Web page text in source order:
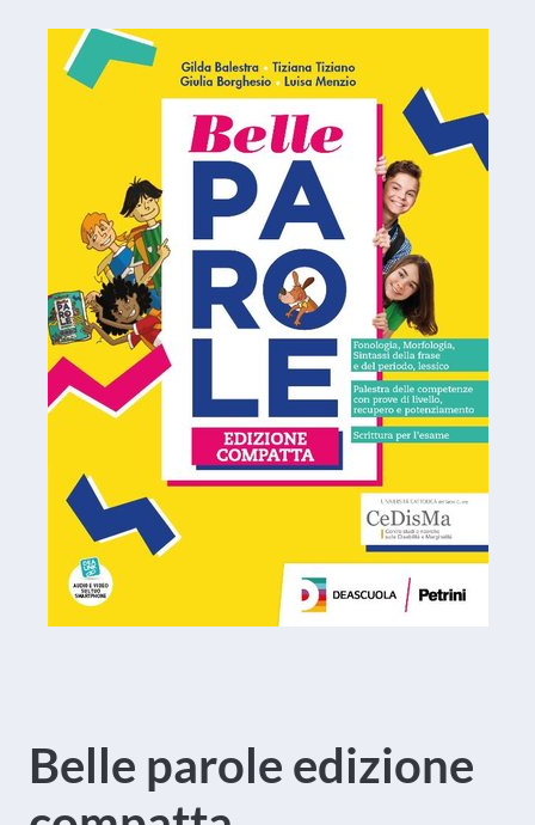
Belle parole edizione